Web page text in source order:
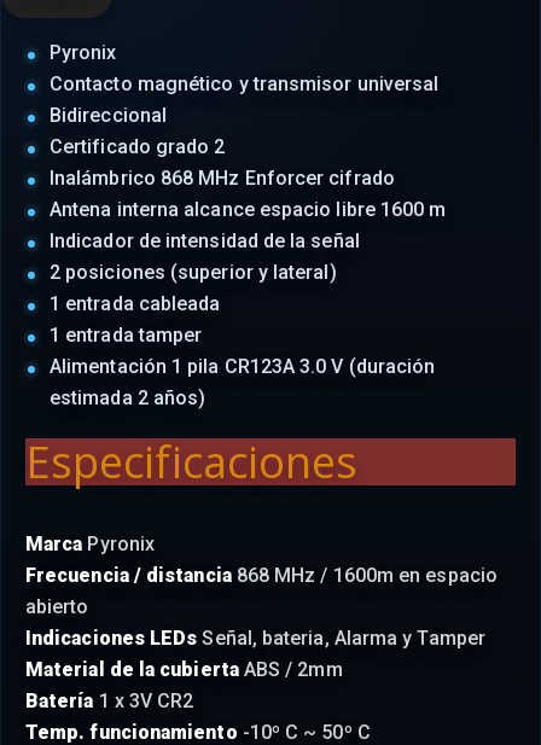
Pyronix
Contacto magnético y transmisor universal
Bidireccional
Certificado grado 2
Inalámbrico 868 MHz Enforcer cifrado
Antena interna alcance espacio libre 1600 m
Indicador de intensidad de la señal
2 posiciones (superior y lateral)
1 entrada cableada
1 entrada tamper
Alimentación 1 pila CR123A 3.0 V (duración
estimada 2 años)
Especificaciones
Marca Pyronix
Frecuencia / distancia868 MHz / 1600m en espacio
abierto
Indicaciones LEDs Señal, bateria, Alarma y Tamper
Material de la cubiertaABS / 2mm
Batería 1 x 3V CR2
Temp. funcionamiento -10º C ~ 50º C